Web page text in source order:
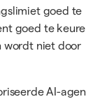
goed te
goed te
wordt niet door
AI-